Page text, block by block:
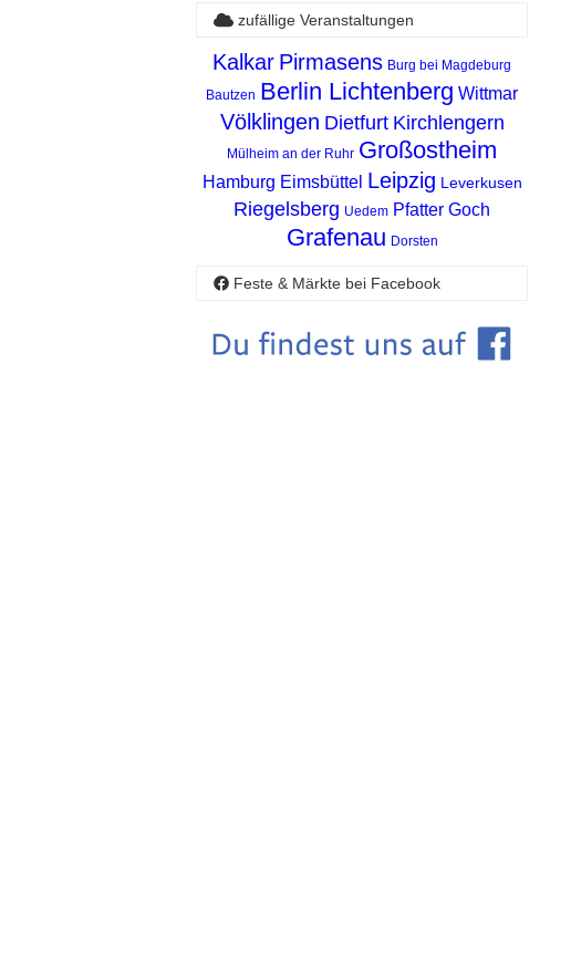
zufällige Veranstaltungen
Kalkar Pirmasens Burg bei Magdeburg
Bautzen Berlin Lichtenberg Wittmar
Völklingen Dietfurt Kirchlengern
Mülheim an der Ruhr Großostheim
Hamburg Eimsbüttel Leipzig Leverkusen
Riegelsberg Uedem Pfatter Goch
Grafenau Dorsten
Feste & Märkte bei Facebook